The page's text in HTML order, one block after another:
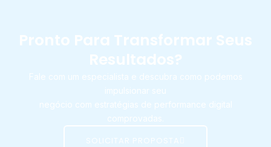
Pronto Para Transformar Seus
Resultados?
Fale com um especialista e descubra como podemos
impulsionar seu
negócio com estratégias de performance digital
comprovadas.
SOLICITAR PROPOSTA